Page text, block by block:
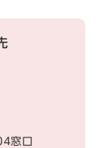
窓口